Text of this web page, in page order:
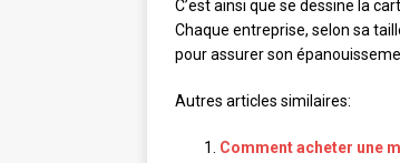
C’est ainsi que se dessine la
Chaque entreprise, selon sa
pour assurer son
Autres articles similaires:
Comment acheter une